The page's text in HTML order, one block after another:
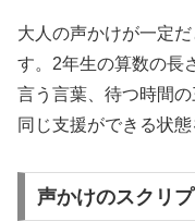
大人の声かけが一定
す。2年生の算数の長
言う言葉、待つ時間
同じ支援ができる状態
声かけのスクリプ